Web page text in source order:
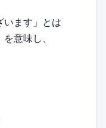
います」とは
意味し、